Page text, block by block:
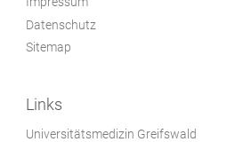
Datenschutz
Sitemap
Links
Universitätsmedizin Greifswald